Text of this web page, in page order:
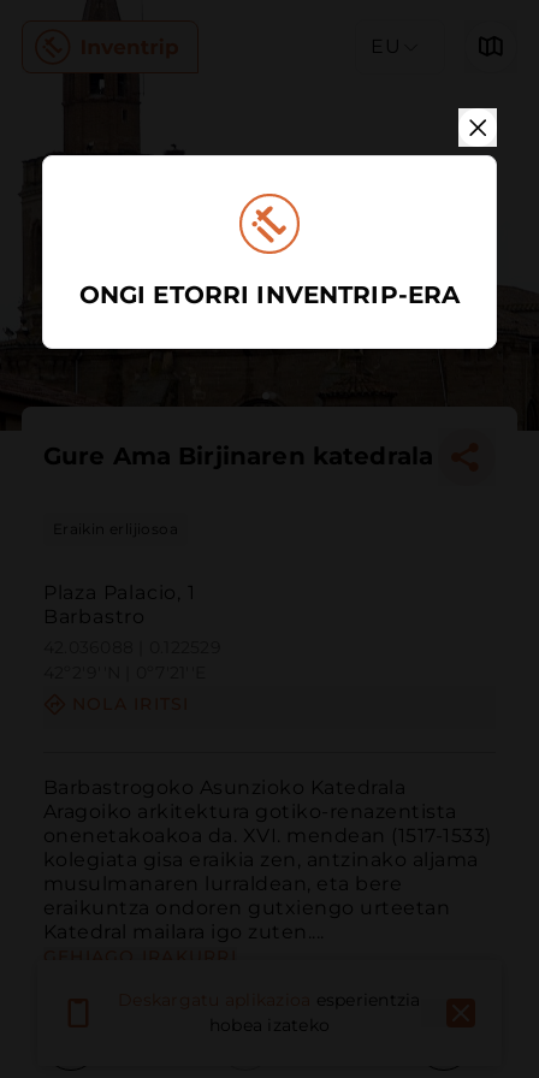
EU
Gure Ama Birjinaren katedrala
Eraikin erlijiosoa
Plaza Palacio, 1
Barbastro
Barbastrogoko Asunzioko Katedrala
Aragoiko arkitektura gotiko-renazentista
onenetakoakoa da. XVI. mendean (1517-1533)
kolegiata gisa eraikia zen, antzinako aljama
musulmanaren lurraldean, eta bere
eraikuntza ondoren gutxiengo urteetan
Katedral mailara igo zuten....
esperientzia
hobea izateko
ONGI ETORRI INVENTRIP-ERA